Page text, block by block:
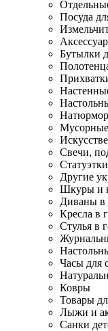
Посуда
Бутылки
Мусорные
Свечи,
Другие
Шкуры и
Диваны в
Кресла в
Стулья в
Часы для
Ковры
Товары
Лыжи и
Санки